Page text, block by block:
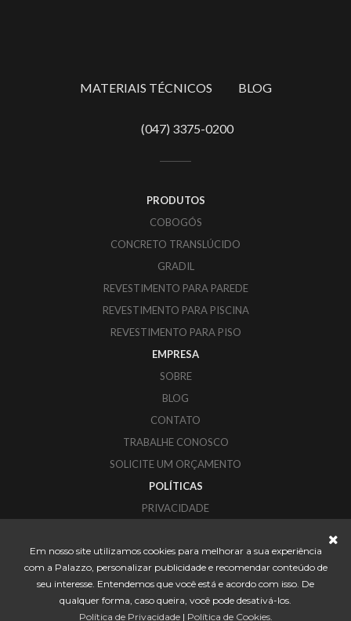
MATERIAIS TÉCNICOS BLOG
(047) 3375-0200
PRODUTOS
COBOGÓS
CONCRETO TRANSLÚCIDO
GRADIL
REVESTIMENTO PARA PAREDE
REVESTIMENTO PARA PISCINA
REVESTIMENTO PARA PISO
EMPRESA
SOBRE
BLOG
CONTATO
TRABALHE CONOSCO
SOLICITE UM ORÇAMENTO
POLÍTICAS
PRIVACIDADE
PALAZZO REVESTIMENTOS
CORUPÁ - SANTA CATARINA
CONTATO@PALAZZO.IND.BR
Em nosso site utilizamos cookies para melhorar a sua experiência
com a Palazzo, personalizar publicidade e recomendar conteúdo de
seu interesse. Entendemos que você está e acordo com isso. De
qualquer forma, caso queira, você pode desativá-los.
Política de Privacidade| Política de Cookies.